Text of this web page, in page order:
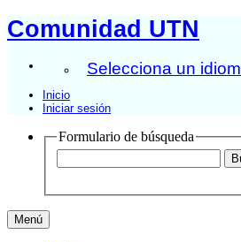
Comunidad UTN
Selecciona un
Inicio
Iniciar sesión
Formulario de búsqueda
Menú